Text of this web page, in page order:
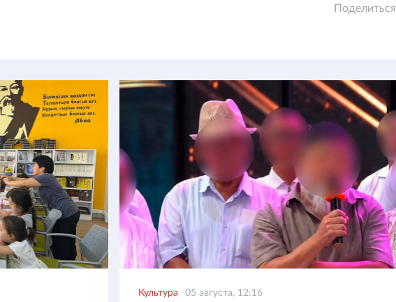
Поделиться
Культура 05 августа, 12:16